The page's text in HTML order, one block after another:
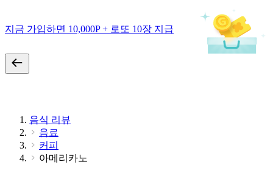
지금 가입하면 10,000P + 로또 10장 지급
음식 리뷰
음료
커피
아메리카노